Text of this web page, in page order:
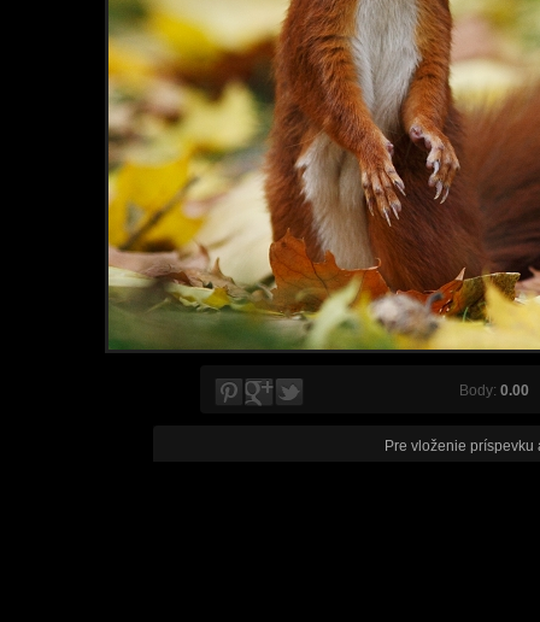
Body: 0.00
Pre vloženie